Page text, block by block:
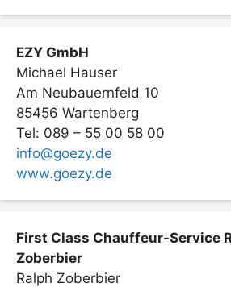
EZY GmbH
Michael Hauser
Am Neubauernfeld 10
85456 Wartenberg
Tel: 089 – 55 00 58 00
info@goezy.de
www.goezy.de
First Class Chauffeur-Service
Zoberbier
Ralph Zoberbier